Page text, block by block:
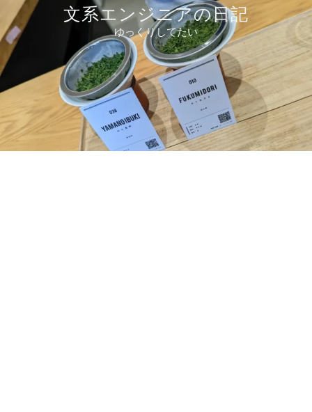
テ
ツ
へ
ス
ッ
プ
文系エンジニアの日記
ゆっくりしてたい